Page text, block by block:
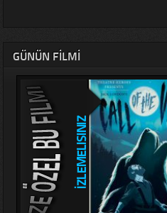
GÜNÜN FILMI